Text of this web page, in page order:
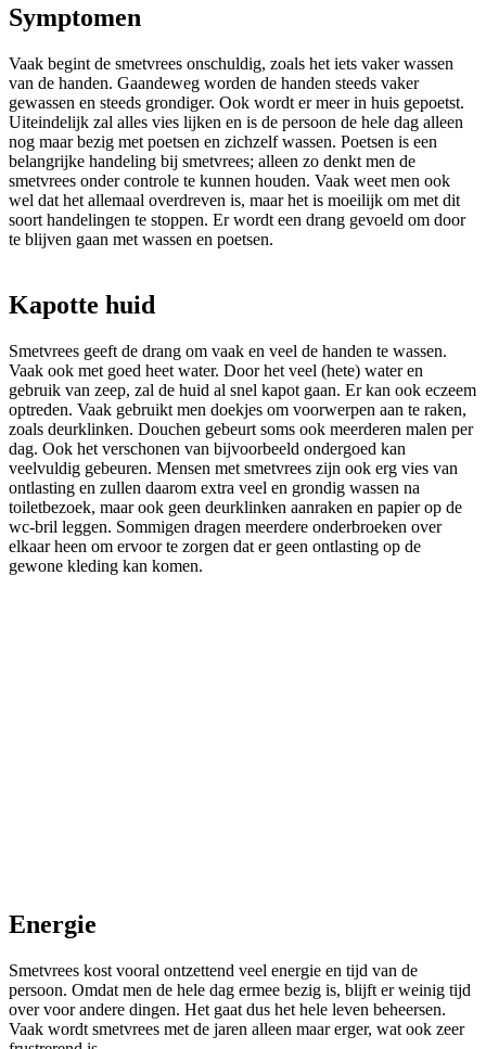
Symptomen
Vaak begint de smetvrees onschuldig, zoals het iets vaker wassen
van de handen. Gaandeweg worden de handen steeds vaker
gewassen en steeds grondiger. Ook wordt er meer in huis gepoetst.
Uiteindelijk zal alles vies lijken en is de persoon de hele dag alleen
nog maar bezig met poetsen en zichzelf wassen. Poetsen is een
belangrijke handeling bij smetvrees; alleen zo denkt men de
smetvrees onder controle te kunnen houden. Vaak weet men ook
wel dat het allemaal overdreven is, maar het is moeilijk om met dit
soort handelingen te stoppen. Er wordt een drang gevoeld om door
te blijven gaan met wassen en poetsen.
Kapotte huid
Smetvrees geeft de drang om vaak en veel de handen te wassen.
Vaak ook met goed heet water. Door het veel (hete) water en
gebruik van zeep, zal de huid al snel kapot gaan. Er kan ook eczeem
optreden. Vaak gebruikt men doekjes om voorwerpen aan te raken,
zoals deurklinken. Douchen gebeurt soms ook meerderen malen per
dag. Ook het verschonen van bijvoorbeeld ondergoed kan
veelvuldig gebeuren. Mensen met smetvrees zijn ook erg vies van
ontlasting en zullen daarom extra veel en grondig wassen na
toiletbezoek, maar ook geen deurklinken aanraken en papier op de
wc-bril leggen. Sommigen dragen meerdere onderbroeken over
elkaar heen om ervoor te zorgen dat er geen ontlasting op de
gewone kleding kan komen.
Energie
Smetvrees kost vooral ontzettend veel energie en tijd van de
persoon. Omdat men de hele dag ermee bezig is, blijft er weinig tijd
over voor andere dingen. Het gaat dus het hele leven beheersen.
Vaak wordt smetvrees met de jaren alleen maar erger, wat ook zeer